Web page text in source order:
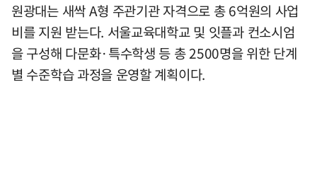
원광대는 새싹 A형 주관기관 자격으로 총 6억원의 사업
비를 지원 받는다. 서울교육대학교 및 잇플과 컨소시엄
을 구성해 다문화·특수학생 등 총 2500명을 위한 단계
별 수준학습 과정을 운영할 계획이다.